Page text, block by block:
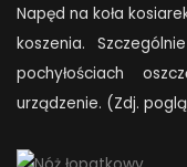
Napęd na koła
koszenia.
pochyłościach
urządzenie. (Zdj.